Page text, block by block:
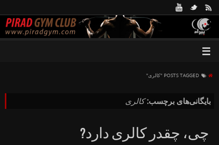
POSTS TAGGED "کالری"
بایگانی‌های برچسب:کالری
چی، چقدر کالری دارد?